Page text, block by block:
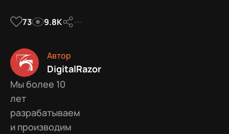
73 9.8К
Автор
DigitalRazor
Мы более 10
лет
разрабатываем
и производим